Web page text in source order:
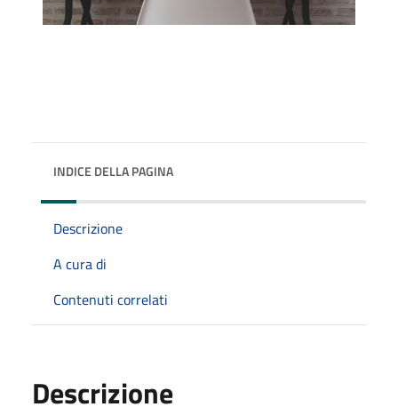
INDICE DELLA PAGINA
Descrizione
A cura di
Contenuti correlati
Descrizione